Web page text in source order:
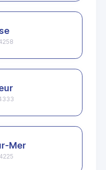
Mer